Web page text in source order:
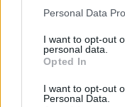
Personal Data
I want to opt-out
personal data.
Opted In
I want to opt-out
Personal Data.
U Mallorky mělo
uvádí
7.8.2026 10:45 (ČTK